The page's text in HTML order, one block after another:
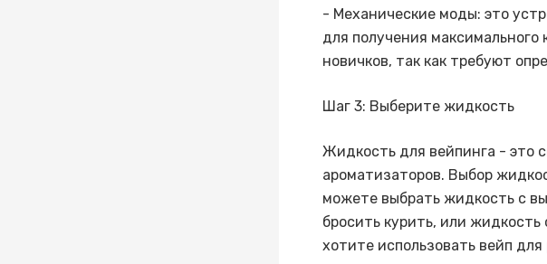
- Механические моды: это
для получения
новичков, так как требуют
Шаг 3: Выберите жидкость
Жидкость для вейпинга - это
ароматизаторов. Выбор
можете выбрать жидкость с
бросить курить, или
хотите использовать вейп для